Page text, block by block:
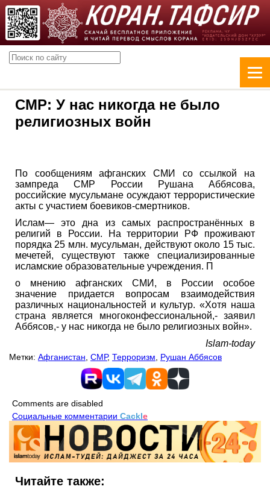
СМР: У нас никогда не было
религиозных войн
По сообщениям афганских СМИ со ссылкой на
зампреда СМР России Рушана Аббясова,
российские мусульмане осуждают террористические
акты с участием боевиков-смертников.
Ислам— это дна из самых распространённых в
религий в России. На территории РФ проживают
порядка 25 млн. мусульман, действуют около 15 тыс.
мечетей, существуют также специализированные
исламские образовательные учреждения. П
о мнению афганских СМИ, в России особое
значение придается вопросам взаимодействия
различных национальностей и культур. «Хотя наша
страна является многоконфессиональной,- заявил
Аббясов,- у нас никогда не было религиозных войн».
Islam-today
Метки: Афганистан СМР, Терроризм Рушан Аббясов
Comments are disabled
Социальные комментарии Cackle
Читайте также: